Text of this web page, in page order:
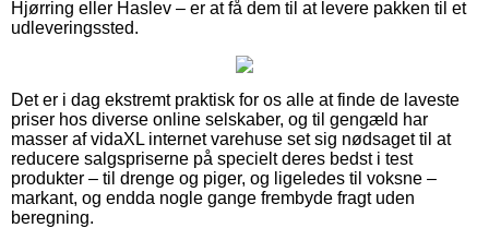
Hjørring eller Haslev – er at få dem til at levere pakken til et
udleveringssted.
Det er i dag ekstremt praktisk for os alle at finde de laveste
priser hos diverse online selskaber, og til gengæld har
masser af vidaXL internet varehuse set sig nødsaget til at
reducere salgspriserne på specielt deres bedst i test
produkter – til drenge og piger, og ligeledes til voksne –
markant, og endda nogle gange frembyde fragt uden
beregning.